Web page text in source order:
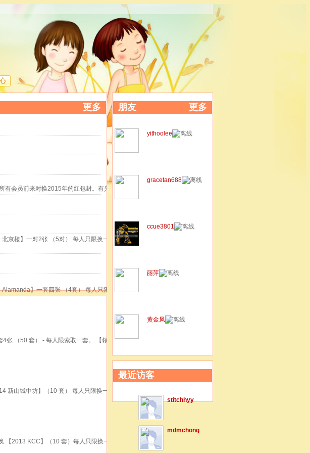
更多
会员前来对换2015年的红包封。有兴趣
京楼】一对2张 （5对） 每人只限换一套
】一套四张 （4套） 每人只限换
张 （50 套） - 每人限索取一套。 【领汇~
新山城中坊】（10 套） 每人只限换一套
【2013 KCC】（10 套）每人只限换一套
更多
朋友
yithoolee
gracetan688
ccue3801
丽萍
黄金凤
最近访客
stitchhyy
mdmchong